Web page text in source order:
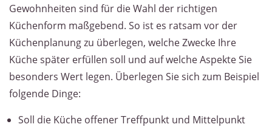
Gewohnheiten sind für die Wahl der richtigen
Küchenform maßgebend. So ist es ratsam vor der
Küchenplanung zu überlegen, welche Zwecke Ihre
Küche später erfüllen soll und auf welche Aspekte Sie
besonders Wert legen. Überlegen Sie sich zum Beispiel
folgende Dinge:
Soll die Küche offener Treffpunkt und Mittelpunkt